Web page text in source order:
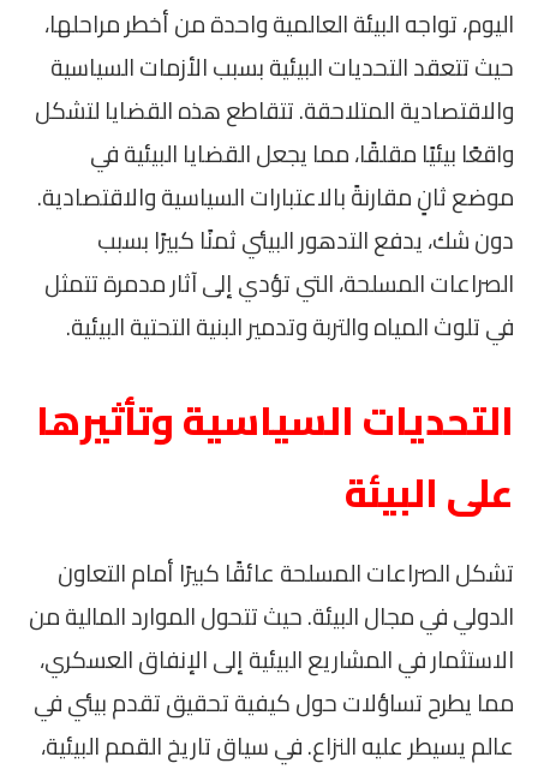
اليوم، تواجه البيئة العالمية واحدة من أخطر مراحلها،
حيث تتعقد التحديات البيئية بسبب الأزمات السياسية
والاقتصادية المتلاحقة. تتقاطع هذه القضايا لتشكل
واقعًا بيئيًا مقلقًا، مما يجعل القضايا البيئية في
موضع ثانٍ مقارنةً بالاعتبارات السياسية والاقتصادية.
دون شك، يدفع التدهور البيئي ثمنًا كبيرًا بسبب
الصراعات المسلحة، التي تؤدي إلى آثار مدمرة تتمثل
في تلوث المياه والتربة وتدمير البنية التحتية البيئية.
التحديات السياسية وتأثيرها
على البيئة
تشكل الصراعات المسلحة عائقًا كبيرًا أمام التعاون
الدولي في مجال البيئة. حيث تتحول الموارد المالية من
الاستثمار في المشاريع البيئية إلى الإنفاق العسكري،
مما يطرح تساؤلات حول كيفية تحقيق تقدم بيئي في
عالم يسيطر عليه النزاع. في سياق تاريخ القمم البيئية،